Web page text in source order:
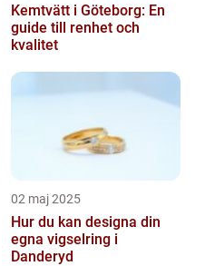
Kemtvätt i Göteborg: En
guide till renhet och
kvalitet
02 maj 2025
Hur du kan designa din
egna vigselring i
Danderyd